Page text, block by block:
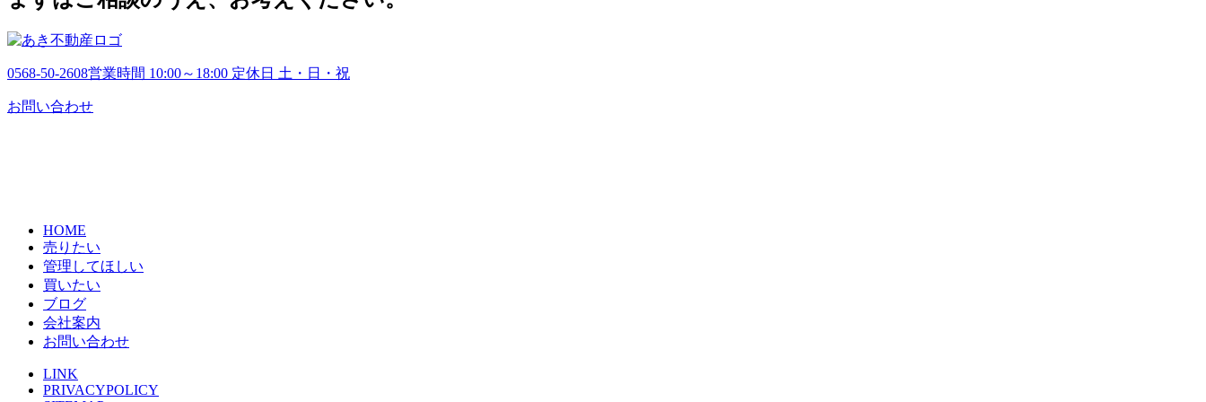
0568-50-2608営業時間 10:00～18:00 定休日 土・日・祝
お問い合わせ
HOME
売りたい
管理してほしい
買いたい
ブログ
会社案内
お問い合わせ
LINK
PRIVACYPOLICY